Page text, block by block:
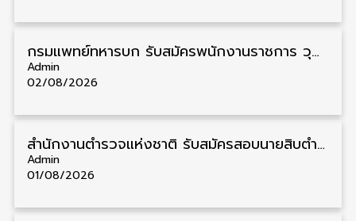
กรมแพทย์ทหารบก รับสมัครพนักงานราชการ วุฒิ ม.3/ม.6/ปวช./ปวท./ปวส. 6 อัตรา รับสมัคร 3 – 7 สิงหาคม
Admin
02/08/2026
สำนักงานตำรวจแห่งชาติ รับสมัครสอบนายสิบตำรวจ วุฒิ ม.6/ปวช. 6,000 อัตรา รับสมัคร 8 – 19 สิงหาคม
Admin
01/08/2026